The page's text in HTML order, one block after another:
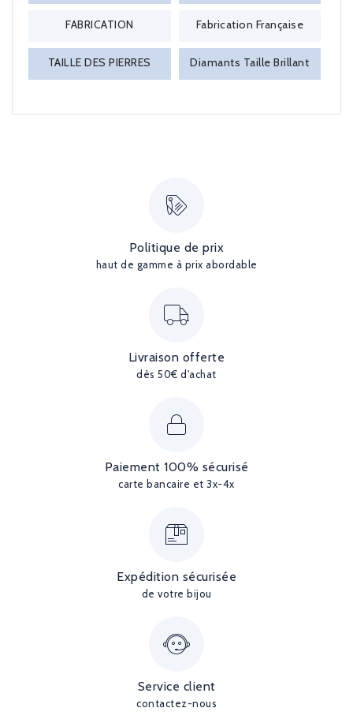
FABRICATION Fabrication Française
TAILLE DES PIERRES Diamants Taille Brillant
Politique de prix
haut de gamme à prix abordable
Livraison offerte
dès 50€ d'achat
Paiement 100% sécurisé
carte bancaire et 3x-4x
Expédition sécurisée
de votre bijou
Service client
contactez-nous